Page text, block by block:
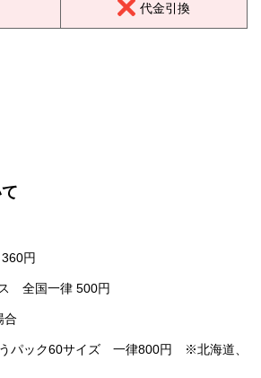
代金引換
円
全国一律 500円
合
パック60サイズ 一律800円 ※北海道、